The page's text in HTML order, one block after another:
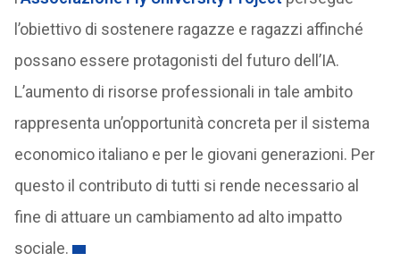
l’obiettivo di sostenere ragazze e ragazzi affinché
possano essere protagonisti del futuro dell’IA.
L’aumento di risorse professionali in tale ambito
rappresenta un’opportunità concreta per il sistema
economico italiano e per le giovani generazioni. Per
questo il contributo di tutti si rende necessario al
fine di attuare un cambiamento ad alto impatto
sociale.